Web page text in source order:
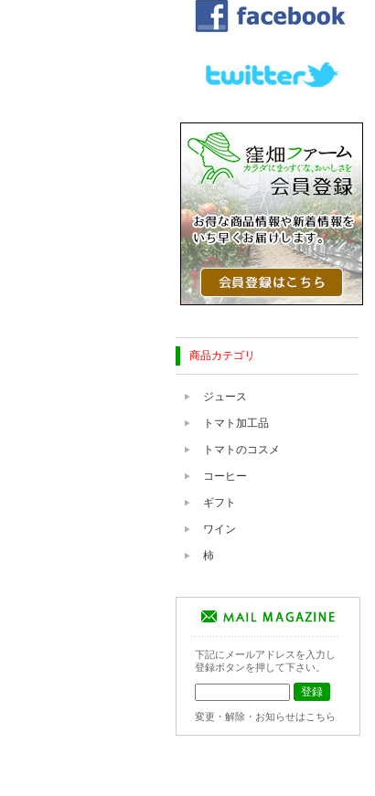
商品カテゴリ
ジュース
トマト加工品
トマトのコスメ
コーヒー
ギフト
ワイン
柿
下記にメールアドレスを入力し
登録ボタンを押して下さい。
変更・解除・お知らせはこちら